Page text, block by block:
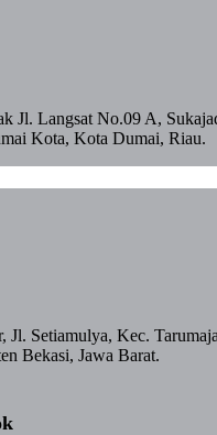
Jl. Langsat No.09 A,
Kota, Kota Dumai, Riau.
Jl. Setiamulya, Kec.
Bekasi, Jawa Barat.